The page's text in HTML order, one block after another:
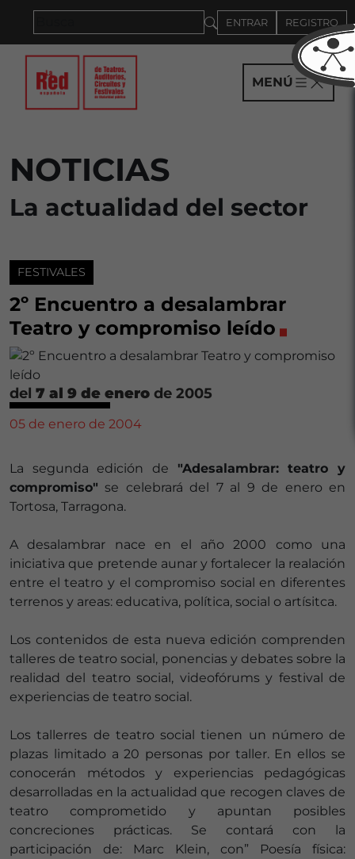
ENTRAR REGISTRO
MENÚ
NOTICIAS
La actualidad del sector
FESTIVALES
2º Encuentro a desalambrar
Teatro y compromiso leído
del 7 al 9 de enero de 2005
05 de enero de 2004
La segunda edición de "Adesalambrar: teatro y
compromiso" se celebrará del 7 al 9 de enero en
Tortosa, Tarragona.
A desalambrar nace en el año 2000 como una
iniciativa que pretende aunar y fortalecer la realación
entre el teatro y el compromiso social en diferentes
terrenos y areas: educativa, política, social o artísitca.
Los contenidos de esta nueva edición comprenden
talleres de teatro social, ponencias y debates sobre la
realidad del teatro social, videofórums y festival de
experiencias de teatro social.
Los tallerres de teatro social tienen un número de
plazas limitado a 20 personas por taller. En ellos se
conocerán métodos y experiencias pedagógicas
desarrolladas en la actualidad que recogen claves de
teatro comprometido y apuntan posibles
concreciones prácticas. Se contará con la
participación de: Marc Klein, con” Poesía física: